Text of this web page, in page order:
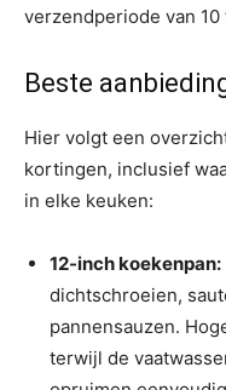
verzendperiode van 10
Beste
Hier volgt een
kortingen, inclusief
in elke keuken:
12-inch koekenpan:
dichtschroeien,
pannensauzen.
terwijl de